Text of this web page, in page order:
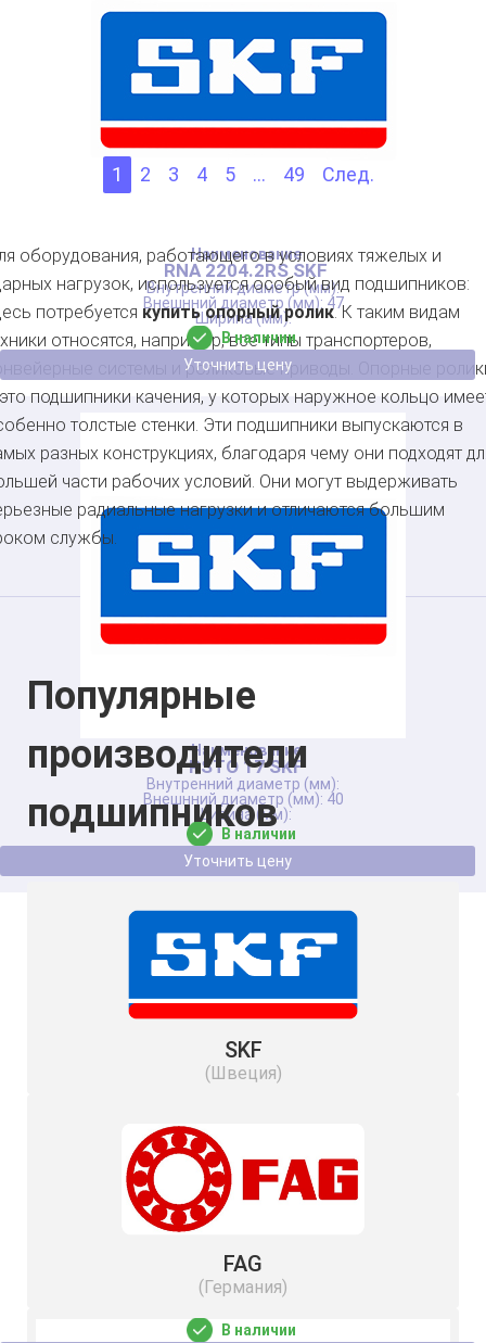
RNA 2204.2RS SKF
47
В наличии
Уточнить цену
RSTO 17 SKF
40
В наличии
Уточнить цену
RNA 2203.2RS SKF
В наличии
1 2 3 4 5 ... 49 След.
оборудования, работающего в условиях тяжелых и
нагрузок, используется особый вид подшипников:
потребуется купить опорный ролик. К таким видам
относятся, например, все типы транспортеров,
системы и роликовые приводы. Опорные
подшипники качения, у которых наружное кольцо
толстые стенки. Эти подшипники выпускаются в
разных конструкциях, благодаря чему они подходят
части рабочих условий. Они могут выдерживать
радиальные нагрузки и отличаются большим
службы.
Популярные
производители
подшипников
SKF
(Швеция)
FAG
(Германия)